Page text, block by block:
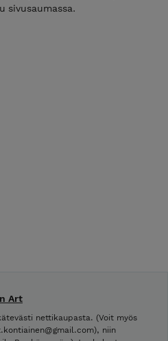
sivusaumassa.
Art
nettikaupasta. (Voit myös
niin